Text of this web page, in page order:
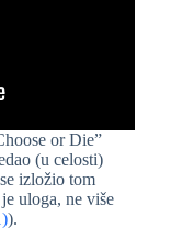
or Die”
(u celosti)
izložio tom
uloga, ne više
).